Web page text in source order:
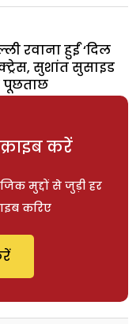
रवाना हुईं ‘दिल
सुशांत सुसाइड
पूछताछ
करें
मुद्दों से जुड़ी हर
करिए